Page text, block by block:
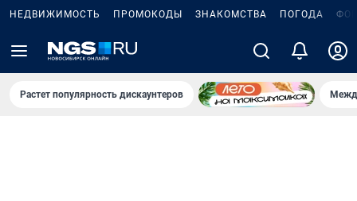
НЕДВИЖИМОСТЬ ПРОМОКОДЫ ЗНАКОМСТВА ПОГОДА
Растет популярность дискаунтеров